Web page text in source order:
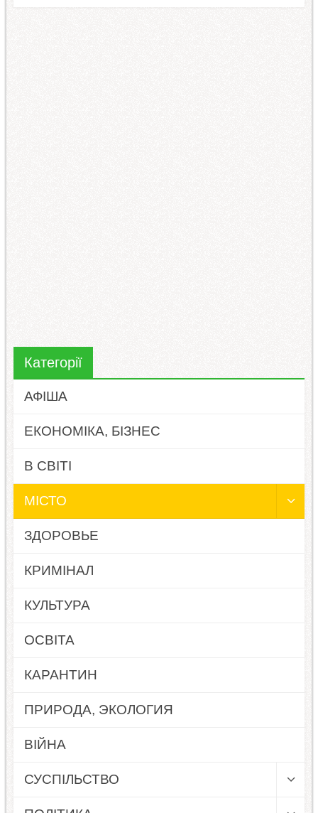
Категорії
АФІША
ЕКОНОМІКА, БІЗНЕС
В СВІТІ
МІСТО
ЗДОРОВЬЕ
КРИМІНАЛ
КУЛЬТУРА
ОСВІТА
КАРАНТИН
ПРИРОДА, ЭКОЛОГИЯ
ВІЙНА
СУСПІЛЬСТВО